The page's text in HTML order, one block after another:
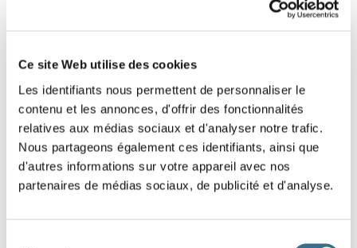
Ce site Web utilise des cookies
Les identifiants nous permettent de personnaliser le
contenu et les annonces, d'offrir des fonctionnalités
relatives aux médias sociaux et d'analyser notre trafic.
Nous partageons également ces identifiants, ainsi que
d'autres informations sur votre appareil avec nos
partenaires de médias sociaux, de publicité et d'analyse.
2 - Put the interrogative sentence back in
sentence. (Click-and-drag game)
Be careful of the capital letter at the beginning of the sentence,
and the question mark at the end of the sentence.
quelle vous piquée ? Mais mouche a